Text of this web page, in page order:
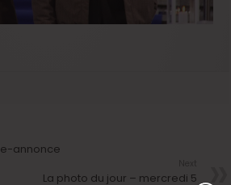
annonce
La photo du jour – mercredi 5